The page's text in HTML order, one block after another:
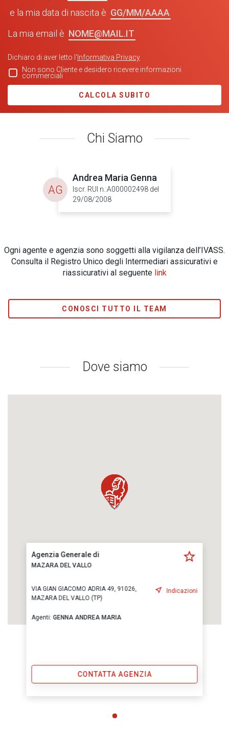
e la mia data di nascita è
GG/MM/AAAA
La mia email è NOME@MAIL.IT
Dichiaro di aver letto l' Informativa Privacy
Non sono Cliente e desidero ricevere informazioni
commerciali
CALCOLA SUBITO
Chi Siamo
Andrea Maria Genna
Iscr. RUI n.:A000002498 del
29/08/2008
AG
Ogni agente e agenzia sono soggetti alla vigilanza dell’IVASS.
Consulta il Registro Unico degli Intermediari assicurativi e
riassicurativi al seguente link
CONOSCI TUTTO IL TEAM
Dove siamo
Agenzia Generale di
MAZARA DEL VALLO
VIA GIAN GIACOMO ADRIA 49, 91026,
MAZARA DEL VALLO (TP)
Indicazioni
Agenti:GENNA ANDREA MARIA
CONTATTA AGENZIA